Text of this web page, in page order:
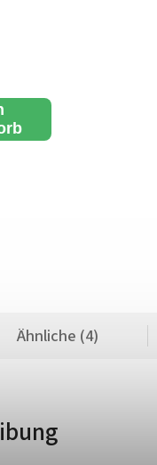
Ähnliche (4)